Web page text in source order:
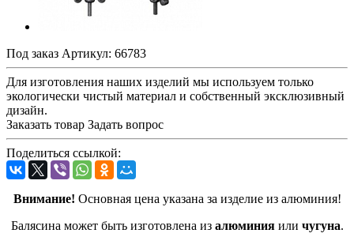
Под заказ Артикул: 66783
Для изготовления наших изделий мы используем только
экологически чистый материал и собственный эксклюзивный
дизайн.
Заказать товар Задать вопрос
Поделиться ссылкой:
Внимание! Основная цена указана за изделие из алюминия!
Балясина может быть изготовлена из алюминияили чугуна.